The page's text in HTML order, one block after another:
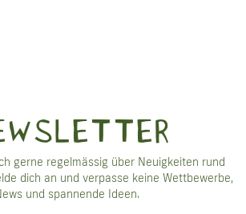
gerne regelmässig über Neuigkeiten rund
dich an und verpasse keine Wettbewerbe,
und spannende Ideen.